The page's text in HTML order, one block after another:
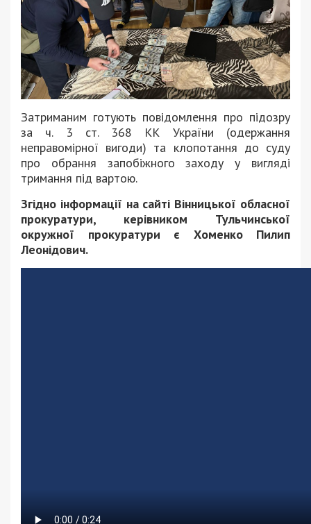
Затриманим готують повідомлення про підозру
за ч. 3 ст. 368 КК України (одержання
неправомірної вигоди) та клопотання до суду
про обрання запобіжного заходу у вигляді
тримання під вартою.
Згідно інформації на сайті Вінницької обласної
прокуратури, керівником Тульчинської
окружної прокуратури є Хоменко Пилип
Леонідович.